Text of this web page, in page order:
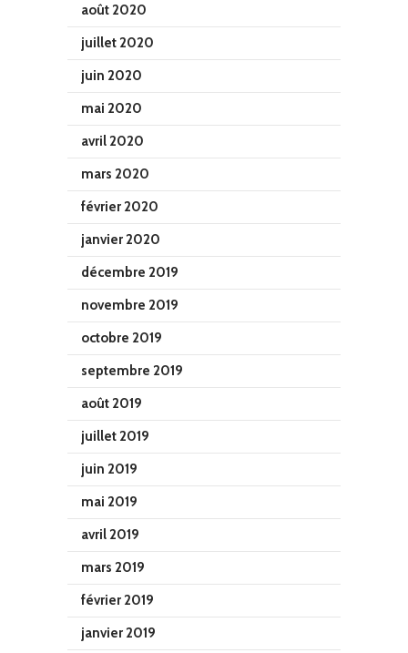
août 2020
juillet 2020
juin 2020
mai 2020
avril 2020
mars 2020
février 2020
janvier 2020
décembre 2019
novembre 2019
octobre 2019
septembre 2019
août 2019
juillet 2019
juin 2019
mai 2019
avril 2019
mars 2019
février 2019
janvier 2019